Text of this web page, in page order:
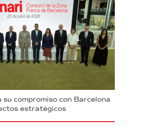
su compromiso con Barcelona
estratégicos